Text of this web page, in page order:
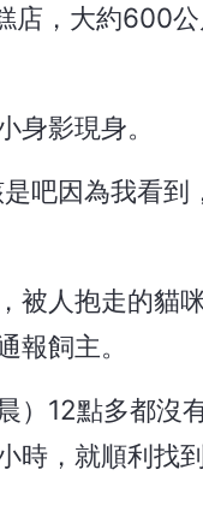
店，大約600
身影現身。
吧因為我看
被人抱走的貓
報飼主。
）12點多都沒
時，就順利找到